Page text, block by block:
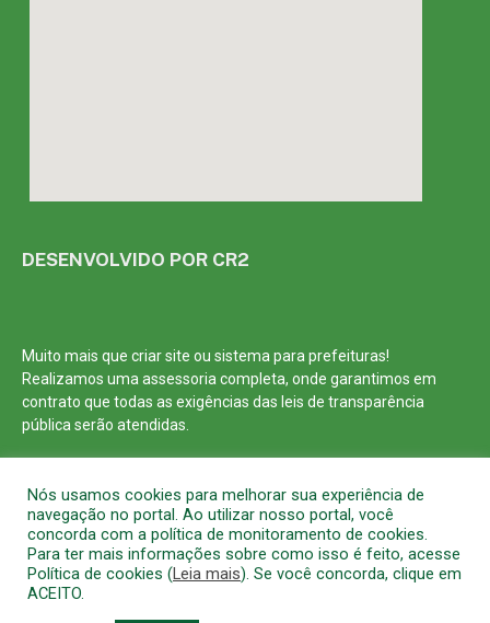
DESENVOLVIDO POR CR2
Muito mais que criar site ou sistema para prefeituras!
Realizamos uma assessoria completa, onde garantimos em
contrato que todas as exigências das leis de transparência
pública serão atendidas.
Todos os direitos reservados a Prefeitura Municipal de Barcarena
Nós usamos cookies para melhorar sua experiência de
navegação no portal. Ao utilizar nosso portal, você
concorda com a política de monitoramento de cookies.
Para ter mais informações sobre como isso é feito, acesse
Política de cookies (Leia mais). Se você concorda, clique em
ACEITO.